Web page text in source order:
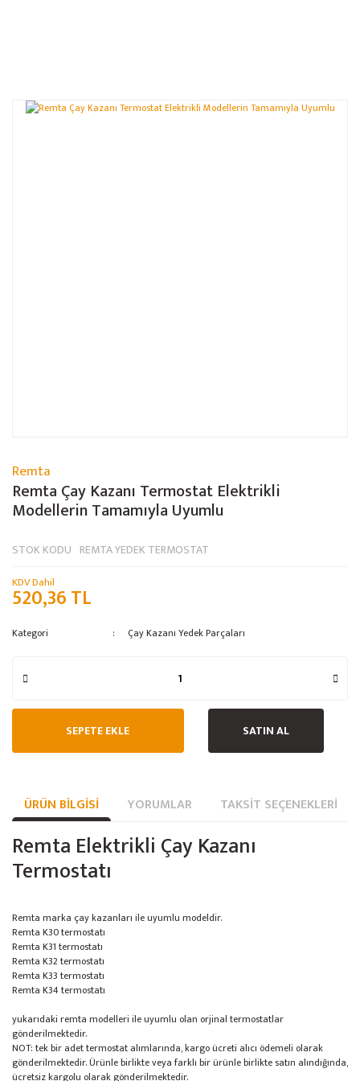
Remta
Remta Çay Kazanı Termostat Elektrikli
Modellerin Tamamıyla Uyumlu
STOK KODU REMTA YEDEK TERMOSTAT
KDV Dahil
520,36 TL
Kategori Çay Kazanı Yedek Parçaları
SEPETE EKLE SATIN AL
ÜRÜN BILGISI YORUMLAR TAKSIT SEÇENEKLERI
Remta Elektrikli Çay Kazanı
Termostatı
Remta marka çay kazanları ile uyumlu modeldir.
Remta K30 termostatı
Remta K31 termostatı
Remta K32 termostatı
Remta K33 termostatı
Remta K34 termostatı
yukarıdaki remta modelleri ile uyumlu olan orjinal termostatlar
gönderilmektedir.
NOT: tek bir adet termostat alımlarında, kargo ücreti alıcı ödemeli olarak
gönderilmektedir. Ürünle birlikte veya farklı bir ürünle birlikte satın alındığında,
ücretsiz kargolu olarak gönderilmektedir.